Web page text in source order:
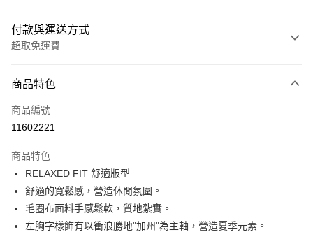
付款與運送方式
超取免運費
信用卡一次付款
LINE Pay
街口支付
悠遊付
Google Pay
商品特色
商品編號
11602221
商品特色
RELAXED FIT 舒適版型
舒適的寬鬆感，營造休閒氛圍。
毛圈布面料手感鬆軟，質地紮實。
左胸字樣飾有以衝浪勝地"加州"為主軸，營造夏季元素。